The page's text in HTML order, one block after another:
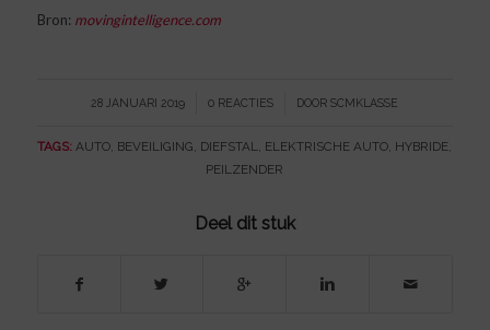
Bron: movingintelligence.com
28 JANUARI 2019
/ 0 REACTIES
/ DOORSCMKLASSE
TAGS: AUTO, BEVEILIGING, DIEFSTAL, ELEKTRISCHE AUTO, HYBRIDE,
PEILZENDER
Deel dit stuk